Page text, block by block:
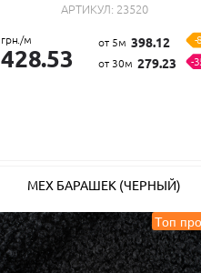
АРТИКУЛ: 23520
грн./м
428.53
от 5м 398.12
-
от 30м 279.23 -
МЕХ БАРАШЕК (ЧЕРНЫЙ)
Топ